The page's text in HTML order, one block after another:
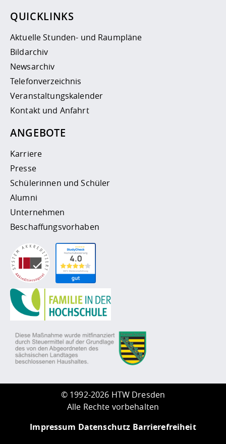
QUICKLINKS
Aktuelle Stunden- und Raumpläne
Bildarchiv
Newsarchiv
Telefonverzeichnis
Veranstaltungskalender
Kontakt und Anfahrt
ANGEBOTE
Karriere
Presse
Schülerinnen und Schüler
Alumni
Unternehmen
Beschaffungsvorhaben
© 1992-2026 HTW Dresden
Alle Rechte vorbehalten
Impressum Datenschutz Barrierefreiheit